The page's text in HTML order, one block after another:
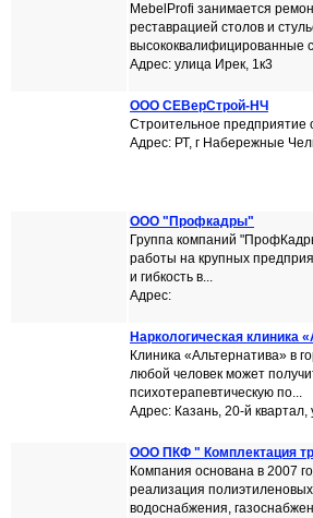
MebelProfi занимается
реставрацией столов и
высококвалифицированные
Адрес: улица Ирек, 1к3
ООО СЕВерСтрой-НЧ
Строительное предприятие
Адрес: РТ, г Набережные
ООО "Профкадры"
Группа компаний
работы на крупных
и гибкость в...
Адрес:
Наркологическая клиника
Клиника «Альтернатива» в
любой человек может
психотерапевтическую по...
Адрес: Казань, 20-й квартал,
ООО ПКФ " Комплектация
Компания основана в 2007
реализация
водоснабжения,